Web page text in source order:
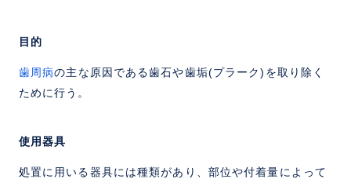
目的
歯周病の主な原因である歯石や歯垢(プラーク)を取り除く
ために行う。
使用器具
処置に用いる器具には種類があり、部位や付着量によって